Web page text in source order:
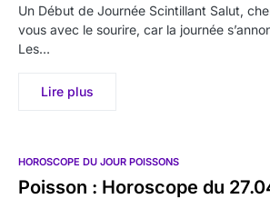
Un Début de Journée Scintillant Salut,
vous avec le sourire, car la journée
Les…
Lire plus
HOROSCOPE DU JOUR POISSONS
Poisson : Horoscope du